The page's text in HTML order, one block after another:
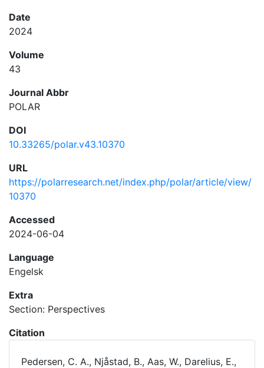
Date
2024
Volume
43
Journal Abbr
POLAR
DOI
10.33265/polar.v43.10370
URL
https://polarresearch.net/index.php/polar/article/view/
10370
Accessed
2024-06-04
Language
Engelsk
Extra
Section: Perspectives
Citation
Pedersen, C. A., Njåstad, B., Aas, W., Darelius, E.,